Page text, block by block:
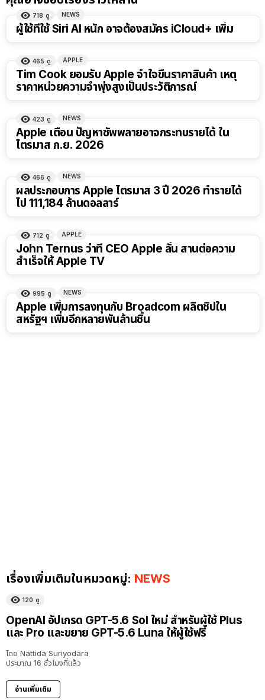
718 ดู NEWS
ผู้ใช้ที่ใช้ Siri AI หนัก อาจต้องสมัคร iCloud+ เพิ่ม
465 ดู APPLE
Tim Cook ยอมรับ Apple จำใจขึ้นราคาสินค้า เหตุ
ราคาหน่วยความจำพุ่งสูงเป็นประวัติการณ์
423 ดู NEWS
Apple เตือน ปัญหาซัพพลายอาจกระทบรายได้ ใน
ไตรมาส ก.ย. 2026
466 ดู NEWS
ผลประกอบการ Apple ไตรมาส 3 ปี 2026 ทำรายได้
ไป 111,184 ล้านดอลลาร์
712 ดู APPLE
John Ternus ว่าที่ CEO Apple ลั่น สานต่อความ
สำเร็จให้ Apple TV
995 ดู NEWS
Apple เพิ่มการลงทุนกับ Broadcom ผลิตชิปใน
สหรัฐฯ เพิ่มอีกหลายพันล้านชิ้น
เรื่องเพิ่มเติมในหมวดหมู่: NEWS
120 ดู
OpenAI อัปเกรด GPT-5.6 Sol ใหม่ สำหรับผู้ใช้ Plus
และ Pro และขยาย GPT-5.6 Luna ให้ผู้ใช้ฟรี
โดย Nattida Suriyodara
ประมาณ 16 ชั่วโมงที่แล้ว
อ่านเพิ่มเติม